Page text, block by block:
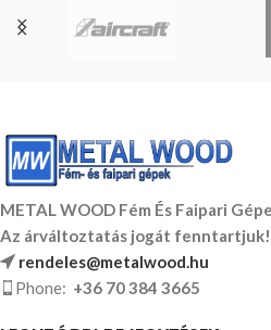
METAL WOOD Fém És Faipari
Az árváltoztatás jogát fenntartjuk!
rendeles@metalwood.hu
Phone: +36 70 384 3665